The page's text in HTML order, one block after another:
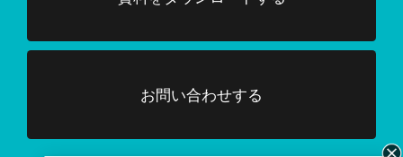
お問い合わせする